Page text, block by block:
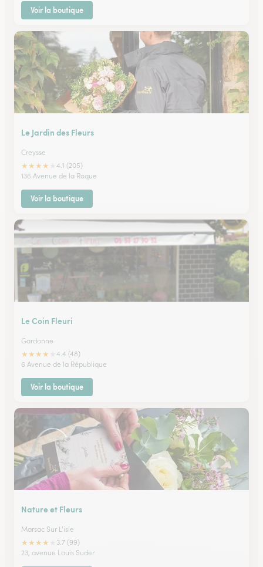
Voir la boutique
Le Jardin des Fleurs
Creysse
★★★★
4.1 (205)
136 Avenue de la Roque
Voir la boutique
Le Coin Fleuri
Gardonne
★★★★
4.4 (48)
6 Avenue de la République
Voir la boutique
Nature et Fleurs
Marsac Sur L'isle
★★★★
3.7 (99)
23, avenue Louis Suder